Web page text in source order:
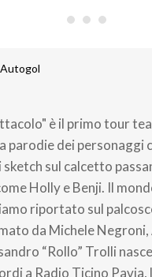
è il primo tour
parodie dei personaggi
sul calcetto
Holly e Benji. Il
riportato sul
da Michele
“Rollo” Trolli
a Radio Ticino Pavia,